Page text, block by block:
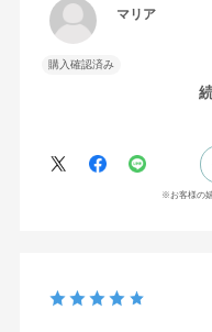
マリア
購入確認済み
小さく値段も手頃なので
※お客様の